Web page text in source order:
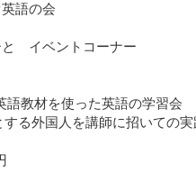
英語の会
と イベントコーナー
語教材を使った英語の学習会
る外国人を講師に招いての